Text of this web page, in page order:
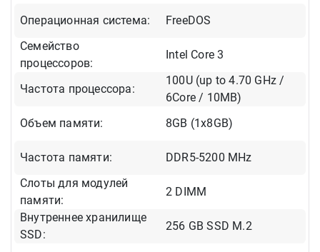
Операционная система:
FreeDOS
Семейство
процессоров:
Intel Core 3
Частота процессора:
100U (up to 4.70 GHz /
6Core / 10MB)
Объем памяти:
8GB (1x8GB)
Частота памяти:
DDR5-5200 MHz
Слоты для модулей
памяти:
2 DIMM
Внутреннее хранилище
SSD:
256 GB SSD M.2